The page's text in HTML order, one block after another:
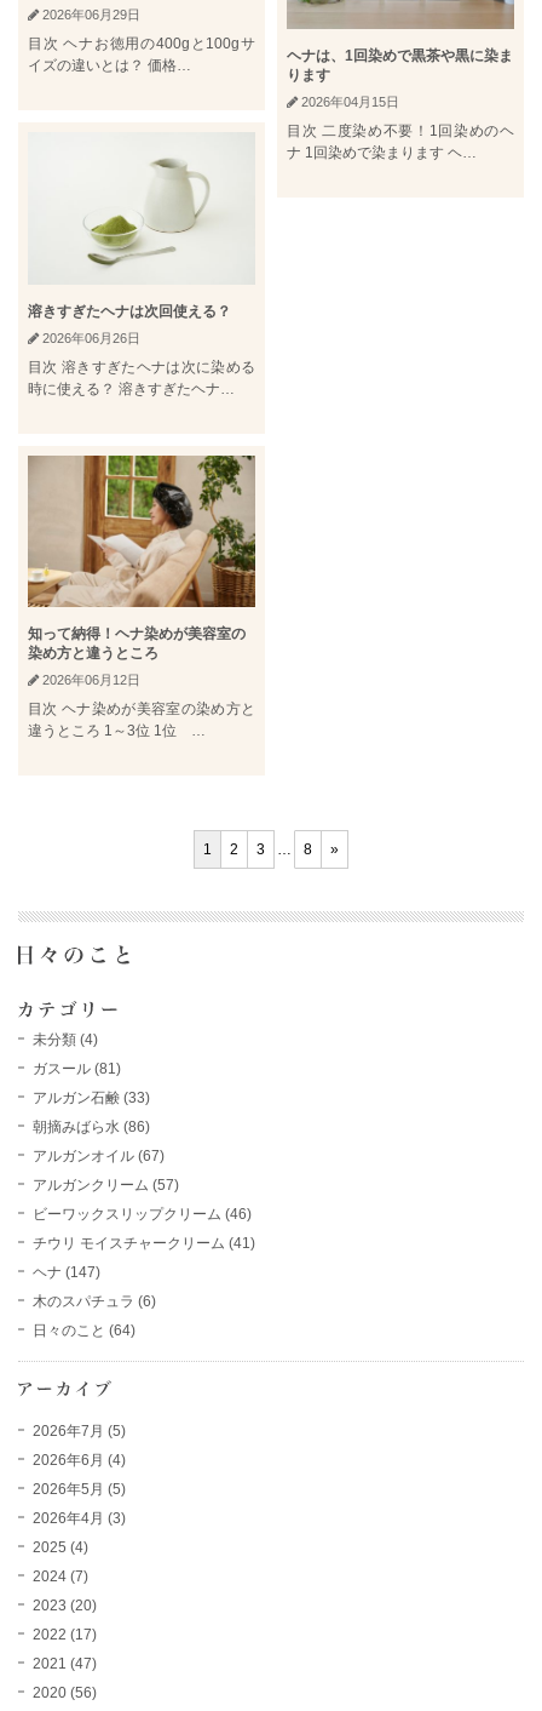
2026年06月29日
目次 ヘナお徳用の400gと100gサ
イズの違いとは？ 価格…
溶きすぎたヘナは次回使える？
2026年06月26日
目次 溶きすぎたヘナは次に染める
時に使える？ 溶きすぎたヘナ…
知って納得！ヘナ染めが美容室の
染め方と違うところ
2026年06月12日
目次 ヘナ染めが美容室の染め方と
違うところ 1～3位 1位 …
ヘナは、1回染めで黒茶や黒に染ま
ります
2026年04月15日
目次 二度染め不要！1回染めのヘ
ナ 1回染めで染まります ヘ…
1 2 3 8 »
未分類 (4)
ガスール (81)
アルガン石鹸 (33)
朝摘みばら水 (86)
アルガンオイル (67)
アルガンクリーム (57)
ビーワックスリップクリーム (46)
チウリ モイスチャークリーム (41)
ヘナ (147)
木のスパチュラ (6)
日々のこと (64)
2026年7月 (5)
2026年6月 (4)
2026年5月 (5)
2026年4月 (3)
2025 (4)
2024 (7)
2023 (20)
2022 (17)
2021 (47)
2020 (56)